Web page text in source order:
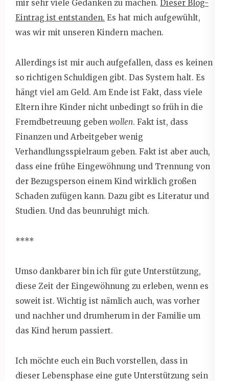
mir sehr viele Gedanken zu machen. Dieser Blog-
Eintrag ist entstanden. Es hat mich aufgewühlt,
was wir mit unseren Kindern machen.
Allerdings ist mir auch aufgefallen, dass es keinen
so richtigen Schuldigen gibt. Das System halt. Es
hängt viel am Geld. Am Ende ist Fakt, dass viele
Eltern ihre Kinder nicht unbedingt so früh in die
Fremdbetreuung geben wollen. Fakt ist, dass
Finanzen und Arbeitgeber wenig
Verhandlungsspielraum geben. Fakt ist aber auch,
dass eine frühe Eingewöhnung und Trennung von
der Bezugsperson einem Kind wirklich großen
Schaden zufügen kann. Dazu gibt es Literatur und
Studien. Und das beunruhigt mich.
****
Umso dankbarer bin ich für gute Unterstützung,
diese Zeit der Eingewöhnung zu erleben, wenn es
soweit ist. Wichtig ist nämlich auch, was vorher
und nachher und drumherum in der Familie um
das Kind herum passiert.
Ich möchte euch ein Buch vorstellen, dass in
dieser Lebensphase eine gute Unterstützung sein